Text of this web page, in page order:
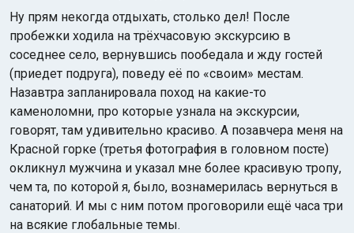
Ну прям некогда отдыхать, столько дел! После
пробежки ходила на трёхчасовую экскурсию в
соседнее село, вернувшись пообедала и жду гостей
(приедет подруга), поведу её по «своим» местам.
Назавтра запланировала поход на какие-то
каменоломни, про которые узнала на экскурсии,
говорят, там удивительно красиво. А позавчера меня на
Красной горке (третья фотография в головном посте)
окликнул мужчина и указал мне более красивую тропу,
чем та, по которой я, было, вознамерилась вернуться в
санаторий. И мы с ним потом проговорили ещё часа три
на всякие глобальные темы.